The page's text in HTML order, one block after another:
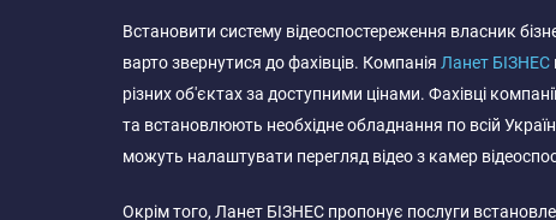
Встановити систему відеоспостереження власник
варто звернутися до фахівців. Компанія Ланет БІЗНЕС
різних об'єктах за доступними цінами. Фахівці
та встановлюють необхідне обладнання по всій
можуть налаштувати перегляд відео з камер
Окрім того, Ланет БІЗНЕС пропонує послуги